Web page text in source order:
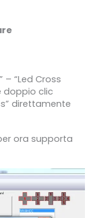
– “Led Cross
doppio clic
direttamente
ora supporta